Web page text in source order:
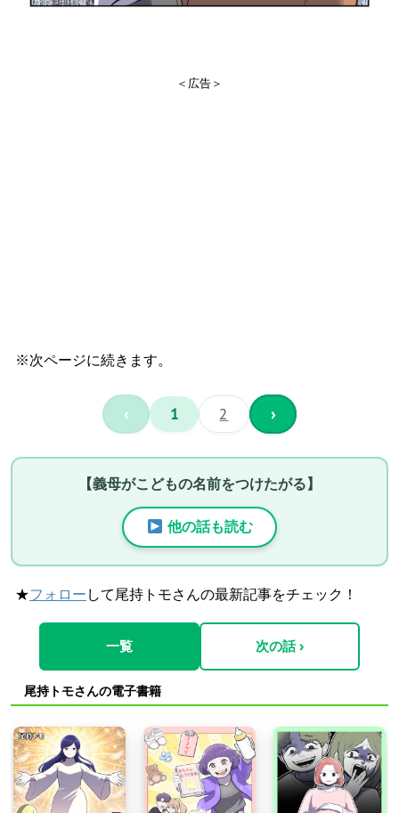
＜広告＞
※次ページに続きます。
‹ 1 2 ›
【義母がこどもの名前をつけたがる】
他の話も読む
★フォロー して尾持トモさんの最新記事をチェック！
一覧 次の話 ›
尾持トモさんの電子書籍